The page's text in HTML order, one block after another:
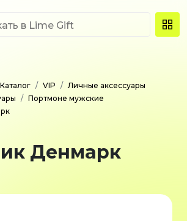
Каталог VIP
Личные аксессуары
Портмоне мужские
Денмарк